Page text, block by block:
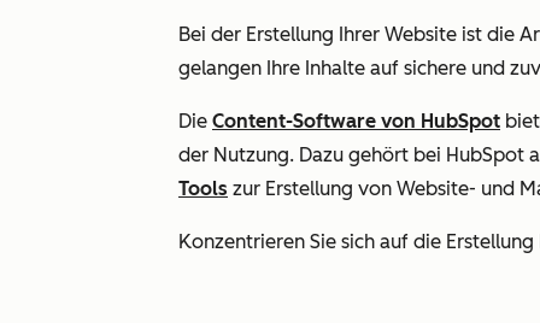
Bei der Erstellung Ihrer Website ist die
gelangen Ihre Inhalte auf sichere und
Die Content-Software von HubSpot
der Nutzung. Dazu gehört bei HubSpot
Tools zur Erstellung von Website- und
Konzentrieren Sie sich auf die